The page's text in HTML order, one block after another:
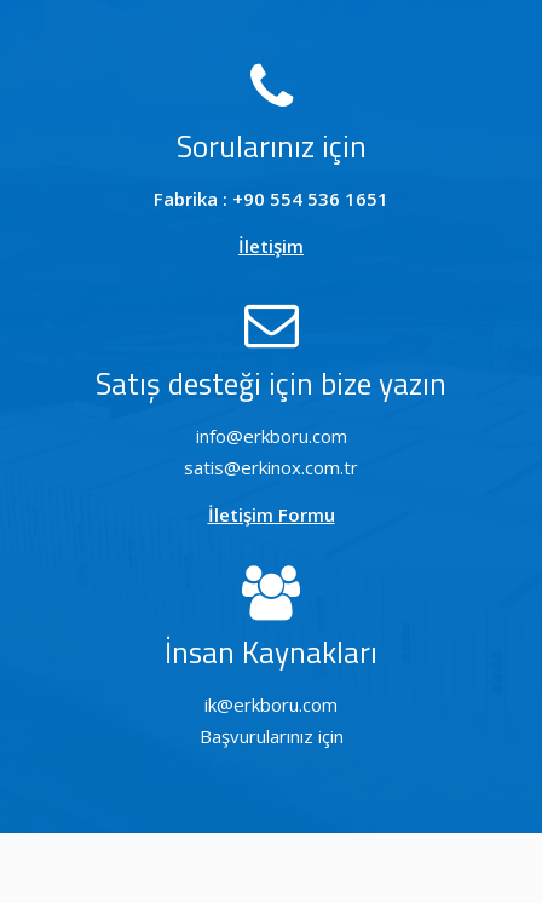
Sorularınız için
Fabrika : +90 554 536 1651
İletişim
Satış desteği için bize yazın
info@erkboru.com
satis@erkinox.com.tr
İletişim Formu
İnsan Kaynakları
ik@erkboru.com
Başvurularınız için